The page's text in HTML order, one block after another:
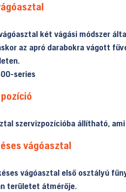
két vágási módszer
az apró darabokra vágott
szervizpozícióba állítható,
vágóasztal
vágóasztal első osztályú
területet átmérője.